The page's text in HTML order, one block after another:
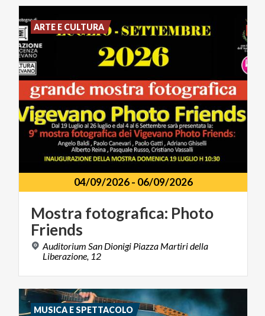
04/09/2026- 06/09/2026
Mostra fotografica: Photo
Friends
Auditorium San Dionigi Piazza Martiri della
Liberazione, 12
ARTE E CULTURA
MUSICA E SPETTACOLO